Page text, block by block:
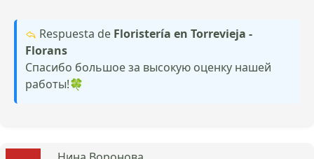
Respuesta de Floristería en Torrevieja -
Florans
Спасибо большое за высокую оценку нашей
работы!🍀